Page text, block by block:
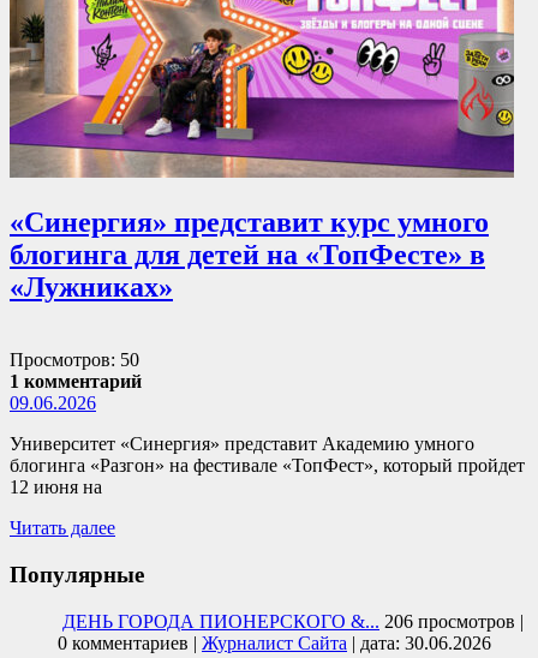
«Синергия» представит курс умного
блогинга для детей на «ТопФесте» в
«Лужниках»
Просмотров: 50
1 комментарий
09.06.2026
Университет «Синергия» представит Академию умного
блогинга «Разгон» на фестивале «ТопФест», который пройдет
12 июня на
Читать далее
Популярные
ДЕНЬ ГОРОДА ПИОНЕРСКОГО &... 206 просмотров |
0 комментариев | Журналист Сайта | дата: 30.06.2026